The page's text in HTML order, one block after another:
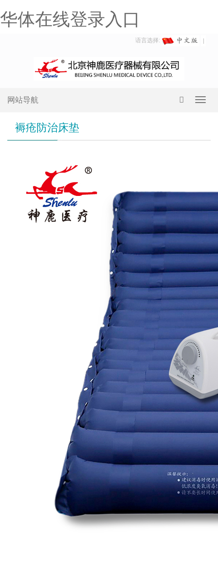
华体在线登录入口
语言选择:
网站导航
褥疮防治床垫